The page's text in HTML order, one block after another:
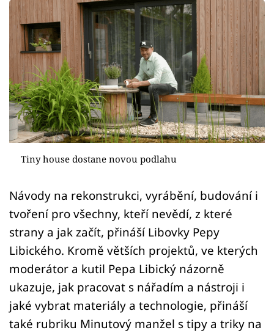
Zahrada
Design
Sledujte prima+
Přihlášení
Sledujte nás
Tiny house dostane novou podlahu
Návody na rekonstrukci, vyrábění, budování i
tvoření pro všechny, kteří nevědí, z které
strany a jak začít, přináší Libovky Pepy
Libického. Kromě větších projektů, ve kterých
moderátor a kutil Pepa Libický názorně
ukazuje, jak pracovat s nářadím a nástroji i
jaké vybrat materiály a technologie, přináší
také rubriku Minutový manžel s tipy a triky na